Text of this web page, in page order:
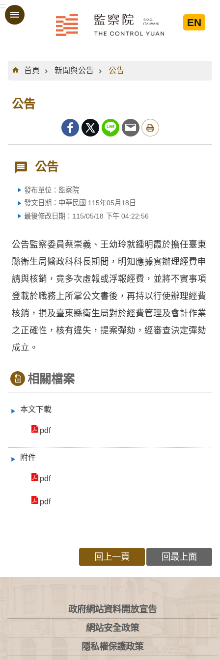
跳到主要內容區塊
:::
EN
:::
首頁
新聞與公告 公告
公告
公告
發布單位：監察院
發文日期：中華民國 115年05月18日
最後修改日期：115/05/18 下午 04:22:56
公告監察委員蔡崇義、王幼玲就鍾明霞於擔任臺東
縣衛生局醫政科科長期間，明知應據實辦理經費申
請與核銷，竟多次虛報或浮報經費，並將不實事項
登載於職務上所掌公文書後，再持以行使辦理經費
核銷，損及臺東縣衛生局對於經費管理及會計作業
之正確性，核有違失，提案彈劾，經審查決定彈劾
成立。
相關檔案
本文下載
pdf
附件
pdf
pdf
回上一頁 回最上面
:::
政府網站資料開放宣告
網站安全政策
隱私權保護政策